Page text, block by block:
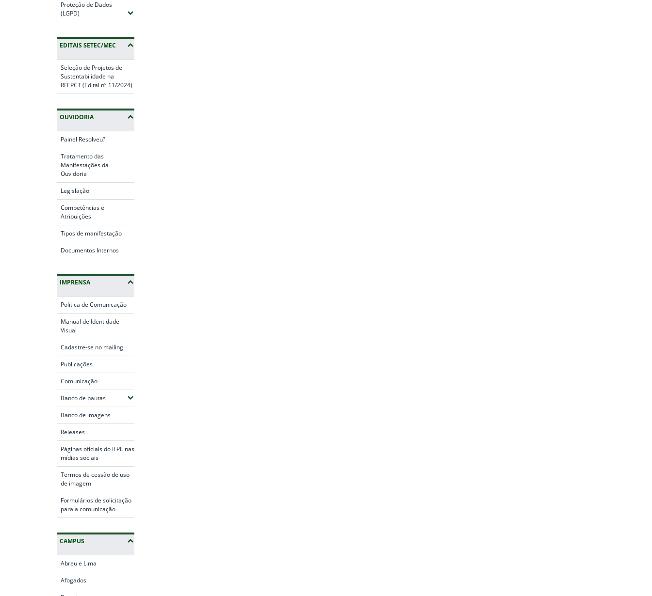
Proteção de Dados
(LGPD) (Expandir submenus)
EDITAIS SETEC/MEC
Seleção de Projetos de
Sustentabilidade na
RFEPCT (Edital nº 11/2024)
OUVIDORIA
Painel Resolveu?
Tratamento das
Manifestações da
Ouvidoria
Legislação
Competências e
Atribuições
Tipos de manifestação
Documentos Internos
IMPRENSA
Política de Comunicação
Manual de Identidade
Visual
Cadastre-se no mailing
Publicações
Comunicação
Banco de pautas(Expandir submenus)
Banco de imagens
Releases
Páginas oficiais do IFPE nas
mídias sociais
Termos de cessão de uso
de imagem
Formulários de solicitação
para a comunicação
CAMPUS
Abreu e Lima
Afogados